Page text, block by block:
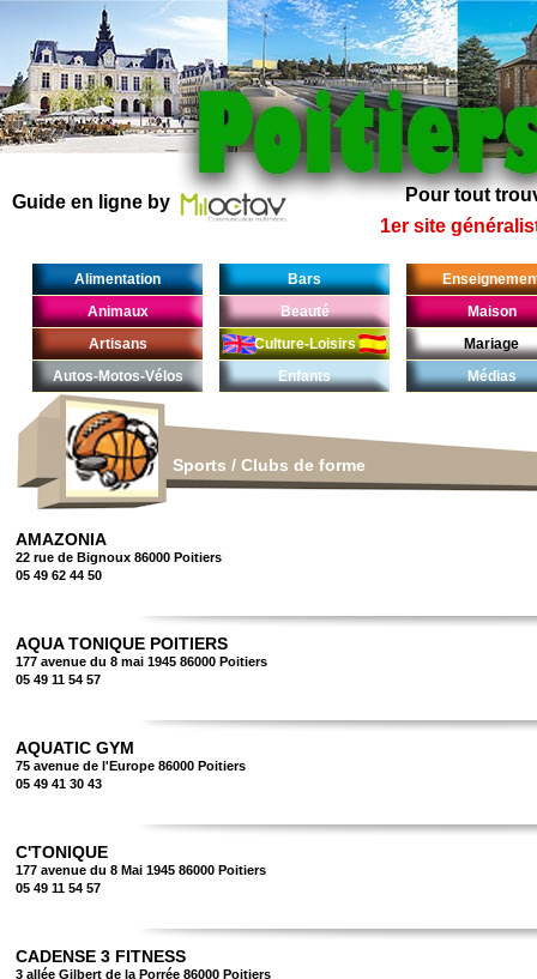
Pour tout
1er site
Guide en ligne by
Alimentation
Animaux
Artisans
Autos-Motos-Vélos
Bars
Beauté
Culture-Loisirs
Enfants
Maison
Mariage
Médias
Sports / Clubs de forme
AMAZONIA
22 rue de Bignoux 86000 Poitiers
05 49 62 44 50
AQUA TONIQUE POITIERS
177 avenue du 8 mai 1945 86000 Poitiers
05 49 11 54 57
AQUATIC GYM
75 avenue de l'Europe 86000 Poitiers
05 49 41 30 43
C'TONIQUE
177 avenue du 8 Mai 1945 86000 Poitiers
05 49 11 54 57
CADENSE 3 FITNESS
3 allée Gilbert de la Porrée 86000 Poitiers